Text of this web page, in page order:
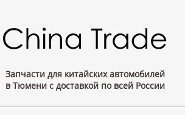
Запчасти для китайских автомобилей
в Тюмени с доставкой по всей России